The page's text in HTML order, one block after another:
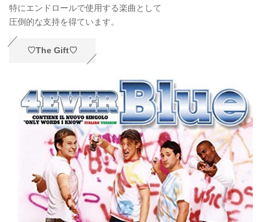
特にエンドロールで使用する楽曲として
圧倒的な支持を得ています。
♡The Gift♡